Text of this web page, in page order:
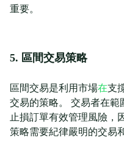
重要。
5. 區間交易策略
區間交易是利用市場在支
交易的策略。 交易者在範
止損訂單有效管理風險，
策略需要紀律嚴明的交易